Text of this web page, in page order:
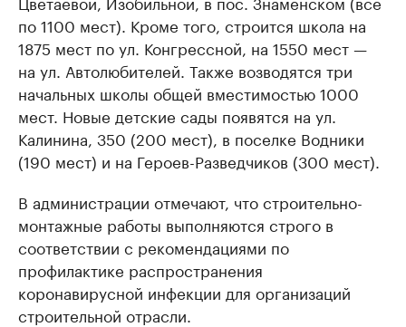
по 1100 мест). Кроме того, строится школа на
1875 мест по ул. Конгрессной, на 1550 мест —
на ул. Автолюбителей. Также возводятся три
начальных школы общей вместимостью 1000
мест. Новые детские сады появятся на ул.
Калинина, 350 (200 мест), в поселке Водники
(190 мест) и на Героев-Разведчиков (300 мест).
В администрации отмечают, что строительно-
монтажные работы выполняются строго в
соответствии с рекомендациями по
профилактике распространения
коронавирусной инфекции для организаций
строительной отрасли.